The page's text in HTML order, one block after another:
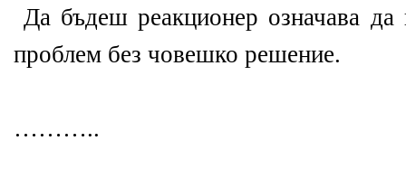
Да бъдеш реакционер означава
проблем без човешко решение.
………..